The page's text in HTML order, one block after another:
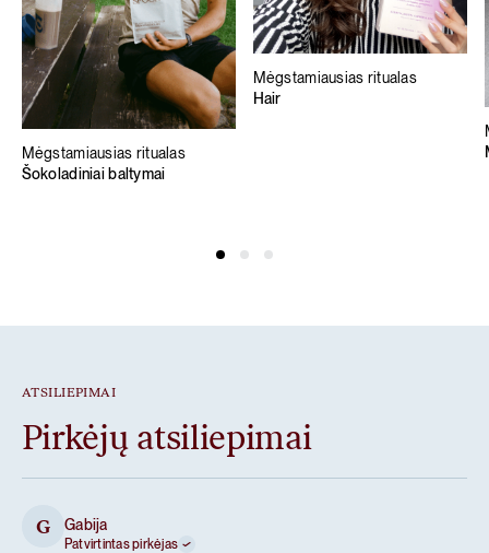
Mėgstamiausias ritualas
Šokoladiniai baltymai
Mėgstamiausias ritualas
Hair
ATSILIEPIMAI
Pirkėjų atsiliepimai
G Gabija
Patvirtintas pirkėjas